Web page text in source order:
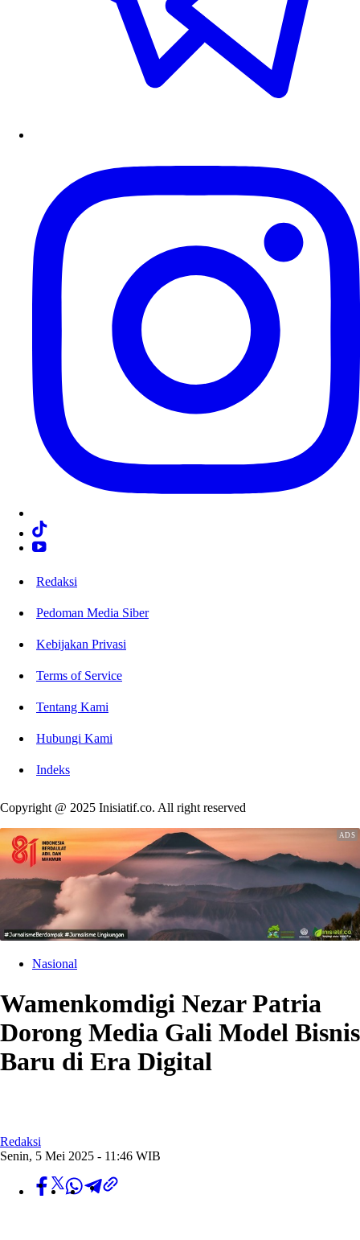
Redaksi
Pedoman Media Siber
Kebijakan Privasi
Terms of Service
Tentang Kami
Hubungi Kami
Indeks
Copyright @ 2025 Inisiatif.co. All right reserved
Nasional
Wamenkomdigi Nezar Patria
Dorong Media Gali Model Bisnis
Baru di Era Digital
Redaksi
Senin, 5 Mei 2025 - 11:46 WIB